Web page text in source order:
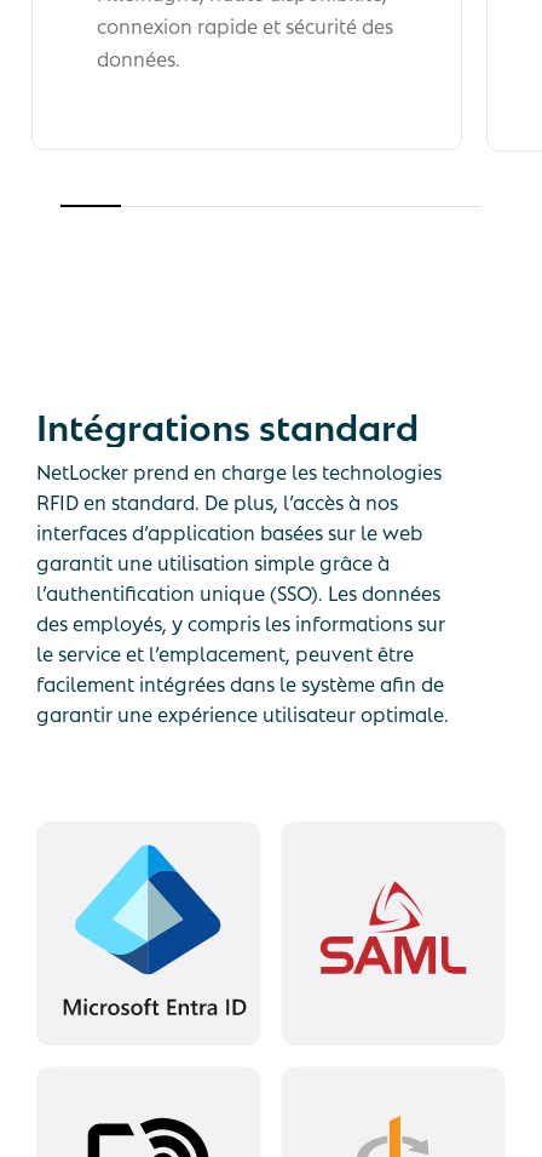
connexion rapide et sécurité des
données.
Intégrations standard
NetLocker prend en charge les technologies
RFID en standard. De plus, l’accès à nos
interfaces d’application basées sur le web
garantit une utilisation simple grâce à
l’authentification unique (SSO). Les données
des employés, y compris les informations sur
le service et l’emplacement, peuvent être
facilement intégrées dans le système afin de
garantir une expérience utilisateur optimale.